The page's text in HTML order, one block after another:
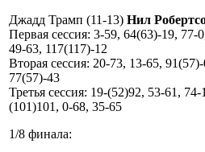
Джадд Трамп (11-13) Нил
Первая сессия: 3-59, 64(63)-19, 77-
49-63, 117(117)-12
Вторая сессия: 20-73, 13-65,
77(57)-43
Третья сессия: 19-(52)92, 53-61,
(101)101, 0-68, 35-65
1/8 финала: